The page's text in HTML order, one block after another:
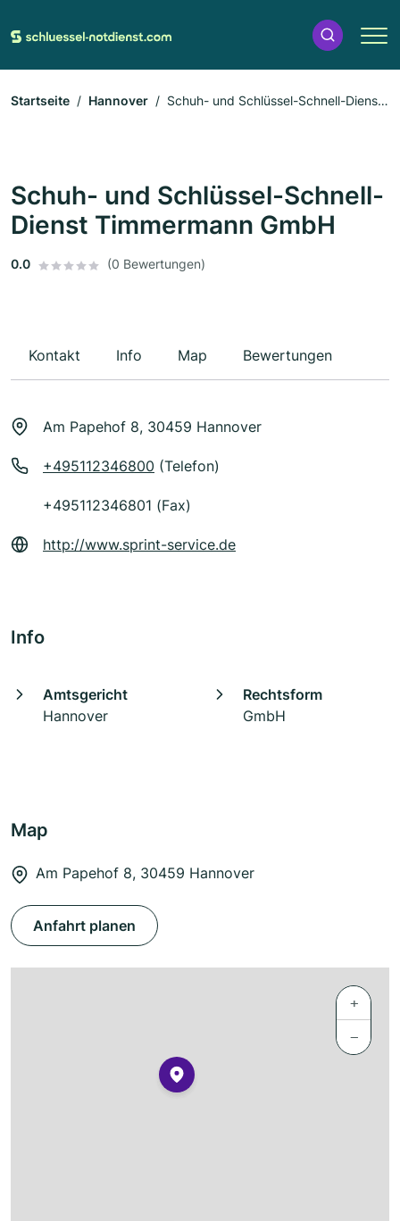
Startseite Hannover
Schuh- und Schlüssel-Schnell-Dienst
Schuh- und Schlüssel-Schnell-
Dienst Timmermann GmbH
0.0 (0 Bewertungen)
Kontakt Info Map Bewertungen
Am Papehof 8, 30459 Hannover
+495112346800 (Telefon)
+495112346801 (Fax)
http://www.sprint-service.de
Info
Amtsgericht
Hannover
Rechtsform
GmbH
Map
Am Papehof 8, 30459 Hannover
Anfahrt planen
+
−